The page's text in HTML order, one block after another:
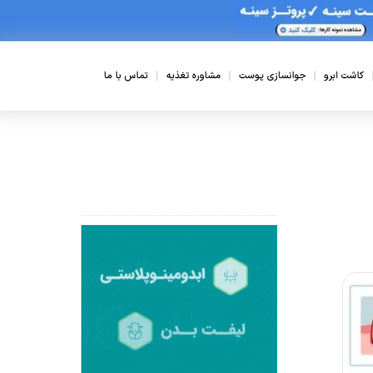
کاشت ابرو جوانسازی پوست مشاوره تغذیه تماس با ما